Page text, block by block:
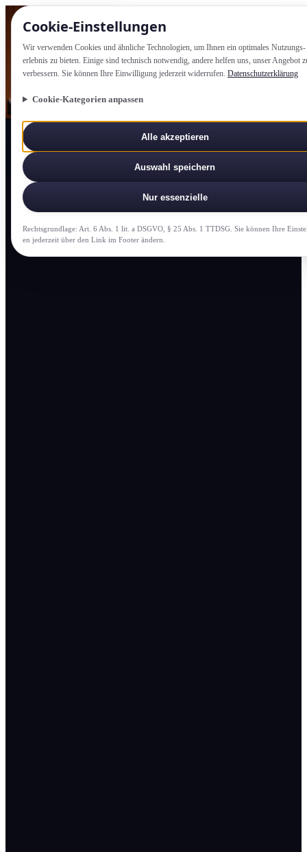
Cookie-Einstellung­en
Wir verwenden Cookies und ähnliche Technologien, um Ihnen ein optimales Nutzungs­
erlebnis zu bieten. Einige sind technisch notwendig, andere helfen uns, unser Angebot
verbessern. Sie können Ihre Einwilligung jederzeit widerrufen. Datenschutzerklärung
Cookie-Kategorien anpassen
Alle akzeptieren
Auswahl speichern
Nur essenzielle
Rechtsgrundlage: Art. 6 Abs. 1 lit. a DSGVO, § 25 Abs. 1 TTDSG. Sie können Ihre
en jederzeit über den Link im Footer ändern.